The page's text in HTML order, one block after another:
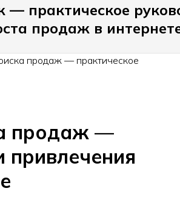
практическое
продаж в
продаж — практическое
продаж —
привлечения